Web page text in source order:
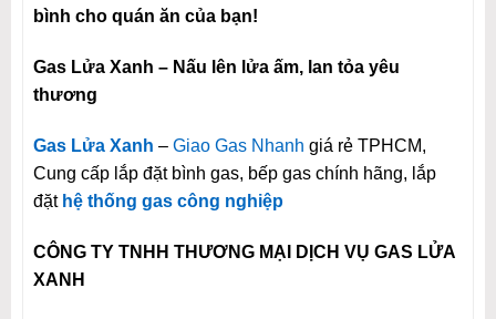
bình cho quán ăn của bạn!
Gas Lửa Xanh – Nấu lên lửa ấm, lan tỏa yêu
thương
Gas Lửa Xanh – Giao Gas Nhanh giá rẻ TPHCM,
Cung cấp lắp đặt bình gas, bếp gas chính hãng, lắp
đặt hệ thống gas công nghiệp
CÔNG TY TNHH THƯƠNG MẠI DỊCH VỤ GAS LỬA
XANH